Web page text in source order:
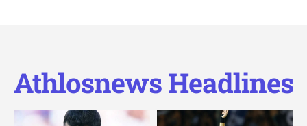
Athlosnews Headlines